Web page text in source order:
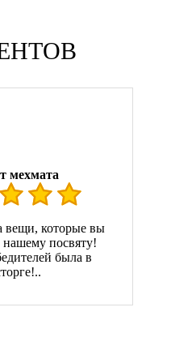
мехмата
вещи, которые вы
нашему посвяту!
была в